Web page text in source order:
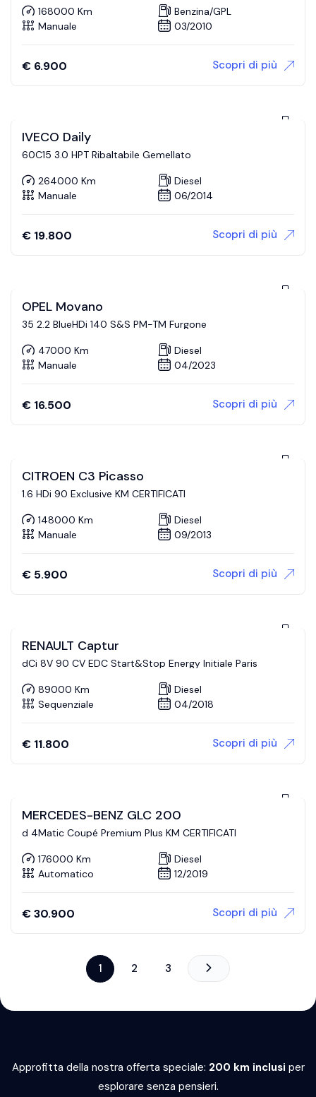
168000 Km
Benzina/GPL
Manuale
03/2010
€ 6.900 Scopri di più
IVECO Daily
60C15 3.0 HPT Ribaltabile Gemellato
264000 Km
Diesel
Manuale
06/2014
€ 19.800 Scopri di più
OPEL Movano
35 2.2 BlueHDi 140 S&S PM-TM Furgone
47000 Km
Diesel
Manuale
04/2023
€ 16.500 Scopri di più
CITROEN C3 Picasso
1.6 HDi 90 Exclusive KM CERTIFICATI
148000 Km
Diesel
Manuale
09/2013
€ 5.900 Scopri di più
RENAULT Captur
dCi 8V 90 CV EDC Start&Stop Energy Initiale Paris
89000 Km
Diesel
Sequenziale
04/2018
€ 11.800 Scopri di più
MERCEDES-BENZ GLC 200
d 4Matic Coupé Premium Plus KM CERTIFICATI
176000 Km
Diesel
Automatico
12/2019
€30.900 Scopri di più
1 2 3
Approfitta della nostra offerta speciale: 200 km inclusi per
esplorare senza pensieri.